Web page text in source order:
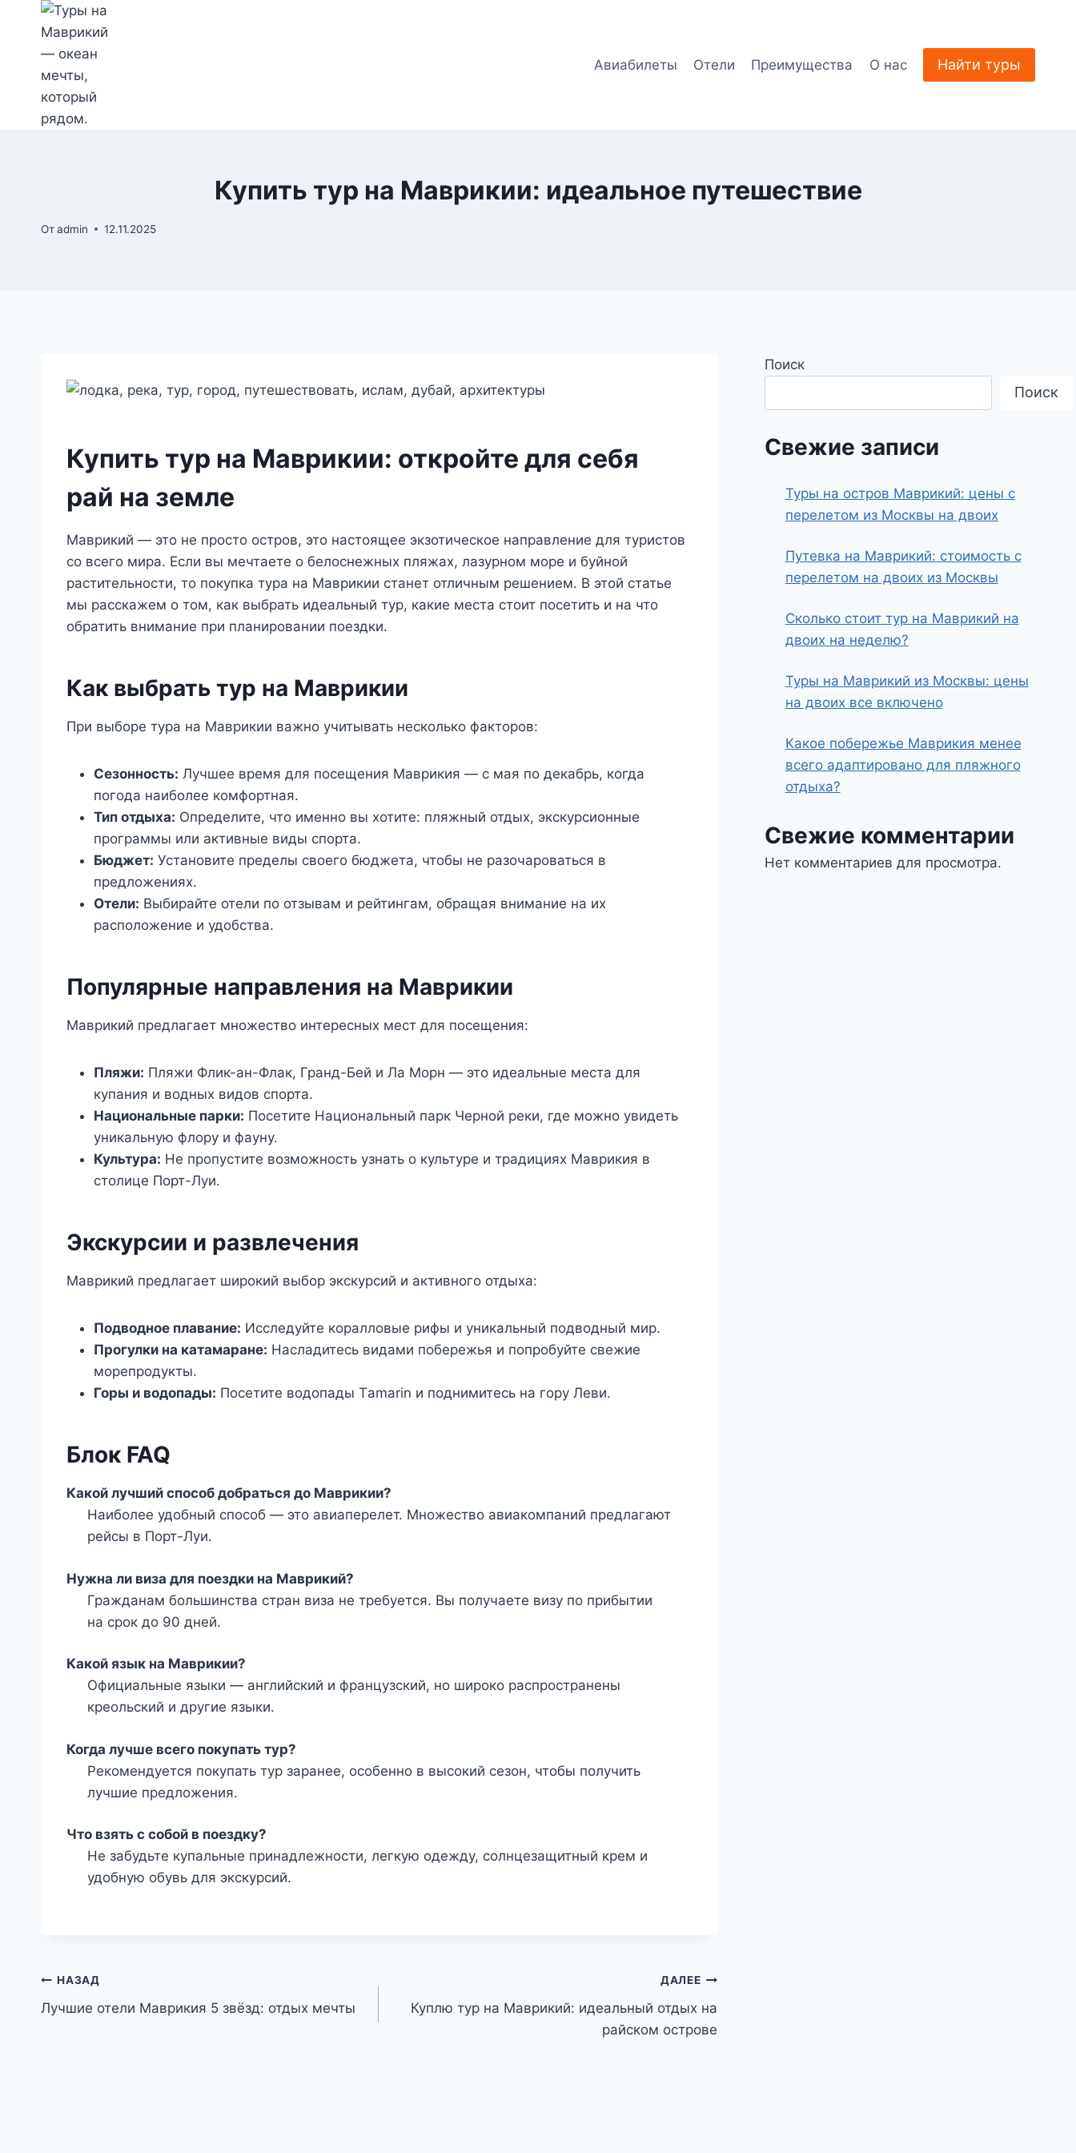
Перейти
содержимому
Авиабилеты Отели Преимущества О нас Найти туры
Купить тур на Маврикии: идеальное путешествие
Отadmin 12.11.2025
Купить тур на Маврикии: откройте для себя
рай на земле
Маврикий — это не просто остров, это настоящее экзотическое направление для туристов
со всего мира. Если вы мечтаете о белоснежных пляжах, лазурном море и буйной
растительности, то покупка тура на Маврикии станет отличным решением. В этой статье
мы расскажем о том, как выбрать идеальный тур, какие места стоит посетить и на что
обратить внимание при планировании поездки.
Как выбрать тур на Маврикии
При выборе тура на Маврикии важно учитывать несколько факторов:
Сезонность: Лучшее время для посещения Маврикия — с мая по декабрь, когда
погода наиболее комфортная.
Тип отдыха: Определите, что именно вы хотите: пляжный отдых, экскурсионные
программы или активные виды спорта.
Бюджет: Установите пределы своего бюджета, чтобы не разочароваться в
предложениях.
Отели: Выбирайте отели по отзывам и рейтингам, обращая внимание на их
расположение и удобства.
Популярные направления на Маврикии
Маврикий предлагает множество интересных мест для посещения:
Пляжи: Пляжи Флик-ан-Флак, Гранд-Бей и Ла Морн — это идеальные места для
купания и водных видов спорта.
Национальные парки: Посетите Национальный парк Черной реки, где можно увидеть
уникальную флору и фауну.
Культура: Не пропустите возможность узнать о культуре и традициях Маврикия в
столице Порт-Луи.
Экскурсии и развлечения
Маврикий предлагает широкий выбор экскурсий и активного отдыха:
Подводное плавание: Исследуйте коралловые рифы и уникальный подводный мир.
Прогулки на катамаране: Насладитесь видами побережья и попробуйте свежие
морепродукты.
Горы и водопады: Посетите водопады Тamarin и поднимитесь на гору Леви.
Блок FAQ
Какой лучший способ добраться до Маврикии?
Наиболее удобный способ — это авиаперелет. Множество авиакомпаний предлагают
рейсы в Порт-Луи.
Нужна ли виза для поездки на Маврикий?
Гражданам большинства стран виза не требуется. Вы получаете визу по прибытии
на срок до 90 дней.
Какой язык на Маврикии?
Официальные языки — английский и французский, но широко распространены
креольский и другие языки.
Когда лучше всего покупать тур?
Рекомендуется покупать тур заранее, особенно в высокий сезон, чтобы получить
лучшие предложения.
Что взять с собой в поездку?
Не забудьте купальные принадлежности, легкую одежду, солнцезащитный крем и
удобную обувь для экскурсий.
Навигация
по
НАЗАД
Лучшие отели Маврикия 5 звёзд: отдых мечты
ДАЛЕЕ
Куплю тур на Маврикий: идеальный отдых на
райском острове
Поиск
Поиск
Свежие записи
Туры на остров Маврикий: цены с
перелетом из Москвы на двоих
Путевка на Маврикий: стоимость с
перелетом на двоих из Москвы
Сколько стоит тур на Маврикий на
двоих на неделю?
Туры на Маврикий из Москвы: цены
на двоих все включено
Какое побережье Маврикия менее
всего адаптировано для пляжного
отдыха?
Свежие комментарии
Нет комментариев для просмотра.